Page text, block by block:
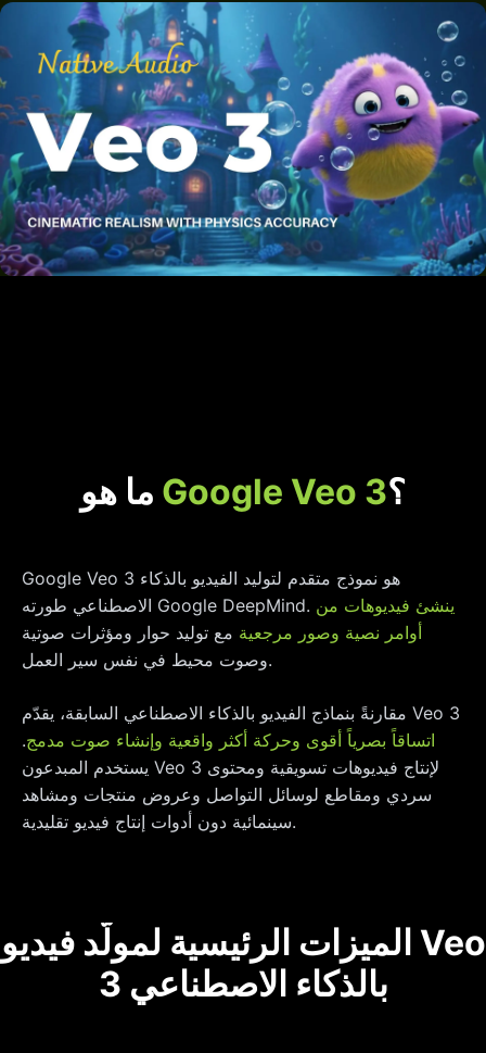
Google Veo 3؟
Google Veo 3 هو نموذج متقدم لتوليد الفيديو بالذكاء
الاصطناعي طورته Google DeepMind. ينشئ فيديوهات من
أوامر نصية وصور مرجعية مع توليد حوار ومؤثرات صوتية
وصوت محيط في نفس سير العمل.
مقارنةً بنماذج الفيديو بالذكاء الاصطناعي السابقة، يقدّم Veo 3
اتساقاً بصرياً أقوى وحركة أكثر واقعية وإنشاء صوت مدمج.
يستخدم المبدعون Veo 3 لإنتاج فيديوهات تسويقية ومحتوى
سردي ومقاطع لوسائل التواصل وعروض منتجات ومشاهد
سينمائية دون أدوات إنتاج فيديو تقليدية.
الميزات الرئيسية لمولّد فيديو Veo
3 بالذكاء الاصطناعي